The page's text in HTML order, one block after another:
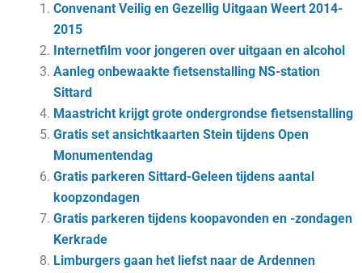
Convenant Veilig en Gezellig Uitgaan Weert 2014-
2015
Internetfilm voor jongeren over uitgaan en alcohol
Aanleg onbewaakte fietsenstalling NS-station
Sittard
Maastricht krijgt grote ondergrondse fietsenstalling
Gratis set ansichtkaarten Stein tijdens Open
Monumentendag
Gratis parkeren Sittard-Geleen tijdens aantal
koopzondagen
Gratis parkeren tijdens koopavonden en -zondagen
Kerkrade
Limburgers gaan het liefst naar de Ardennen